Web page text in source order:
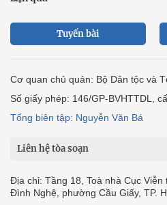
Tuyến bài
Cơ quan chủ quản: Bộ Dân tộc và
Số giấy phép: 146/GP-BVHTTDL,
Tổng biên tập: Nguyễn Văn Bá
Liên hệ tòa soạn
Địa chỉ: Tầng 18, Toà nhà Cục
Đình Nghệ, phường Cầu Giấy, TP.